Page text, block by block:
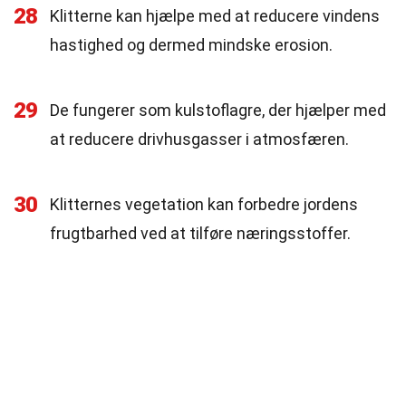
28
Klitterne kan hjælpe med at reducere vindens
hastighed og dermed mindske erosion.
29
De fungerer som kulstoflagre, der hjælper med
at reducere drivhusgasser i atmosfæren.
30
Klitternes vegetation kan forbedre jordens
frugtbarhed ved at tilføre næringsstoffer.